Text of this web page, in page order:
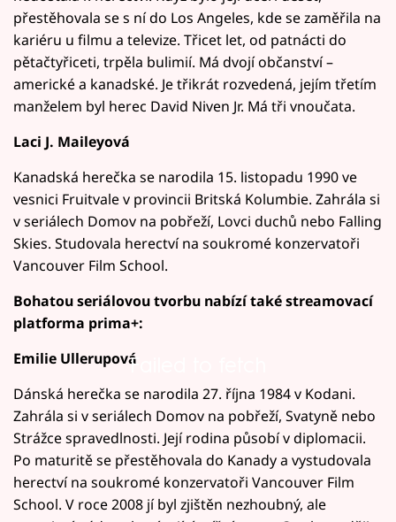
přestěhovala se s ní do Los Angeles, kde se zaměřila na
kariéru u filmu a televize. Třicet let, od patnácti do
pětačtyřiceti, trpěla bulimií. Má dvojí občanství –
americké a kanadské. Je třikrát rozvedená, jejím třetím
manželem byl herec David Niven Jr. Má tři vnoučata.
Laci J. Maileyová
Kanadská herečka se narodila 15. listopadu 1990 ve
vesnici Fruitvale v provincii Britská Kolumbie. Zahrála si
v seriálech Domov na pobřeží, Lovci duchů nebo Falling
Skies. Studovala herectví na soukromé konzervatoři
Vancouver Film School.
Bohatou seriálovou tvorbu nabízí také streamovací
platforma prima+:
Failed to fetch
Emilie Ullerupová
Dánská herečka se narodila 27. října 1984 v Kodani.
Zahrála si v seriálech Domov na pobřeží, Svatyně nebo
Strážce spravedlnosti. Její rodina působí v diplomacii.
Po maturitě se přestěhovala do Kanady a vystudovala
herectví na soukromé konzervatoři Vancouver Film
School. V roce 2008 jí byl zjištěn nezhoubný, ale